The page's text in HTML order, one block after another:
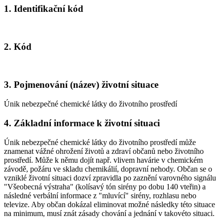
1. Identifikační kód
2. Kód
3. Pojmenování (název) životní situace
Únik nebezpečné chemické látky do životního prostředí
4. Základní informace k životní situaci
Únik nebezpečné chemické látky do životního prostředí může
znamenat vážné ohrožení životů a zdraví občanů nebo životního
prostředí. Může k němu dojít např. vlivem havárie v chemickém
závodě, požáru ve skladu chemikálií, dopravní nehody. Občan se o
vzniklé životní situaci dozví zpravidla po zaznění varovného signálu
"Všeobecná výstraha" (kolísavý tón sirény po dobu 140 vteřin) a
následné verbální informace z "mluvící" sirény, rozhlasu nebo
televize. Aby občan dokázal eliminovat možné následky této situace
na minimum, musí znát zásady chování a jednání v takovéto situaci.